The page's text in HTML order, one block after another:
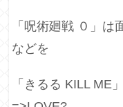
「呪術廻戦 ０」は
などを
「きるる KILL ME